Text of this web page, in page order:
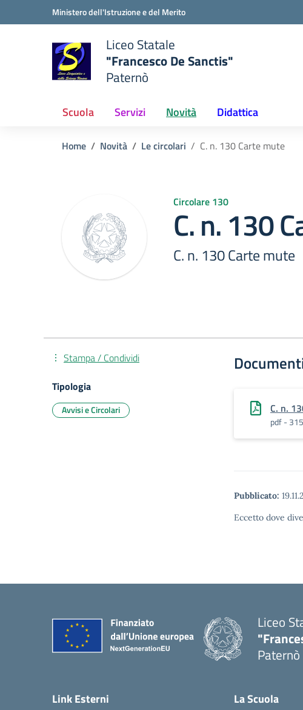
Vai ai contenuti
Vai al menu di navigazioneMinistero dell'Istruzione e del Merito
scuola
Liceo Statale
"Francesco De Sanctis"
Paternò
Scuola Servizi Novità Didattica
Home Novità Le circolari C. n. 130 Carte mute
Circolare 130
C. n. 130
C. n. 130 Carte mute
C. n.
pdf -
Pubblicato:
Eccetto dove
Stampa / Condividi
Tipologia
Avvisi e Circolari
Liceo
Paternò
Link Esterni La Scuola